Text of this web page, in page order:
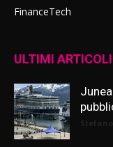
FinanceTech
ULTIMI ARTICOLI